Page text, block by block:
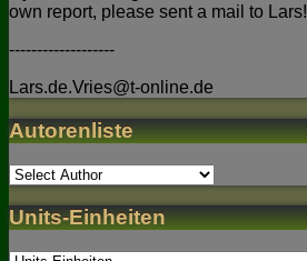
own report, please sent a mail to Lars!
-------------------
Lars.de.Vries@t-online.de
Autorenliste
Units-Einheiten